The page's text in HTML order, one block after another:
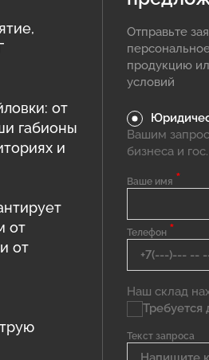
от
габионы
и
от
от
Отправьте
продукцию
условий
Вашим
бизнеса и
Ваше имя *
Телефон *
Наш склад
Требуется
Текст запроса